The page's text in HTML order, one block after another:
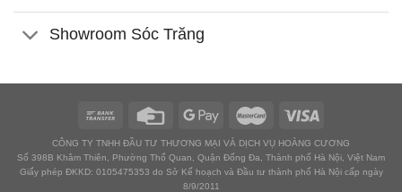
Showroom Sóc Trăng
CÔNG TY TNHH ĐẦU TƯ THƯƠNG MẠI VÀ DỊCH VỤ HOÀNG CƯƠNG
Số 398B Khâm Thiên, Phường Thổ Quan, Quận Đống Đa, Thành phố Hà Nội, Việt Nam
Giấy phép ĐKKD: 0105475353 do Sở Kế hoạch và Đầu tư thành phố Hà Nội cấp ngày
8/9/2011